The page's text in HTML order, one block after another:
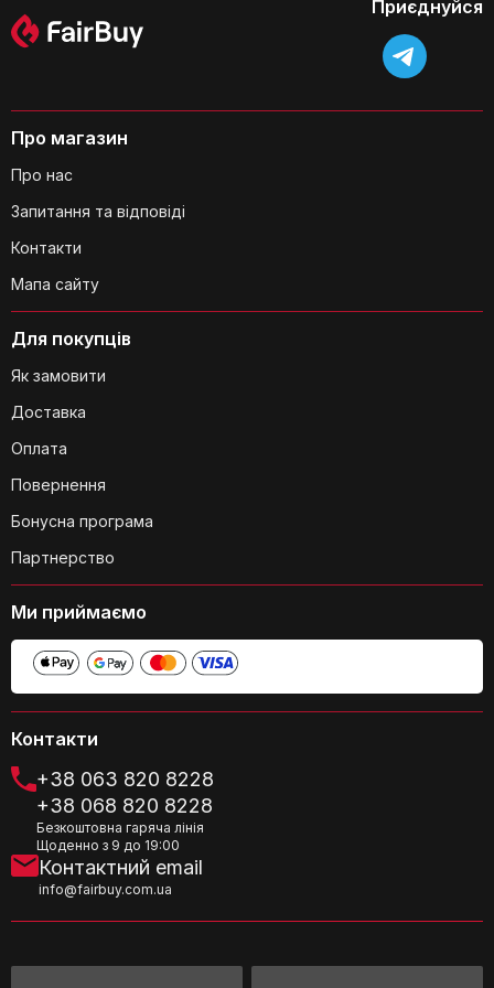
Чи підходить ця сушильна стійка для
Чи легко розібрати та зібрати
сушильну стійку?
Чи є на сушильній стійці спеціальні
тримачі для дрібних деталей?
Чи підходить сушильна стійка для
сушіння рушників?
Яка максимальна вага, яку може
витримати сушильна стійка?
Контакти
+38 063 820 8228
+38 068 820 8228
Безкоштовна гаряча лінія
Щоденно з 9 до 19:00
Контактний email
info@fairbuy.com.ua
Для покупців
Як замовити
Доставка
Оплата
Повернення
Бонусна програма
Партнерство
Про магазин
Про нас
Запитання та відповіді
Контакти
Мапа сайту
Приєднуйся
Ми приймаємо